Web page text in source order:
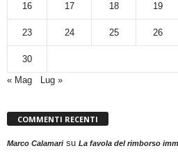
16 17 18 19
23 24 25 26
30
« Mag
Lug »
COMMENTI RECENTI
Marco Calamarisu La favola del rimborso